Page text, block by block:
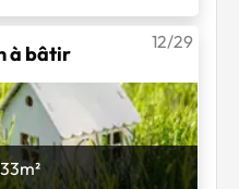
à bâtir
12/29
m²